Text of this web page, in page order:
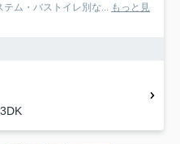
ム・バストイレ別な... もっと見